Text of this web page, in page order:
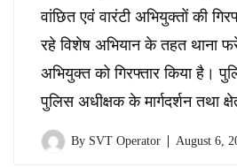
वांछित एवं वारंटी अभियुक्तों की
रहे विशेष अभियान के तहत थाना
अभियुक्त को गिरफ्तार किया है।
पुलिस अधीक्षक के मार्गदर्शन तथा
By SVT Operator August 6,